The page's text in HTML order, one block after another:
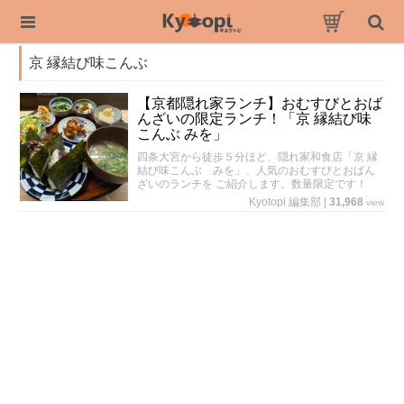
京 縁結び味こんぶ
【京都隠れ家ランチ】おむすびとおば
んざいの限定ランチ！「京 縁結び味
こんぶ みを」
四条大宮から徒歩５分ほど、隠れ家和食店「京 縁
結び味こんぶ みを」、人気のおむすびとおばん
ざいのランチを ご紹介します。数量限定です！
Kyotopi 編集部
31,968 view